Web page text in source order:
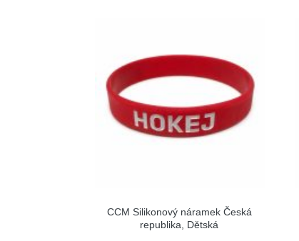
CCM Silikonový náramek Česká
republika, Dětská